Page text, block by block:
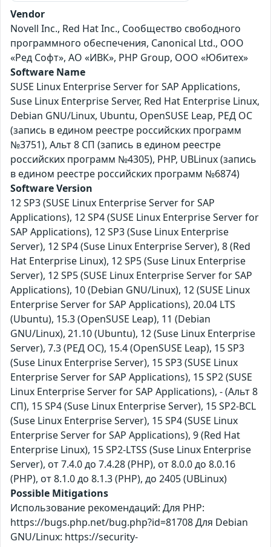
Vendor
Novell Inc., Red Hat Inc., Сообщество свободного
программного обеспечения, Canonical Ltd., ООО
«Ред Софт», АО «ИВК», PHP Group, ООО «Юбитех»
Software Name
SUSE Linux Enterprise Server for SAP Applications,
Suse Linux Enterprise Server, Red Hat Enterprise Linux,
Debian GNU/Linux, Ubuntu, OpenSUSE Leap, РЕД ОС
(запись в едином реестре российских программ
№3751), Альт 8 СП (запись в едином реестре
российских программ №4305), PHP, UBLinux (запись
в едином реестре российских программ №6874)
Software Version
12 SP3 (SUSE Linux Enterprise Server for SAP
Applications), 12 SP4 (SUSE Linux Enterprise Server for
SAP Applications), 12 SP3 (Suse Linux Enterprise
Server), 12 SP4 (Suse Linux Enterprise Server), 8 (Red
Hat Enterprise Linux), 12 SP5 (Suse Linux Enterprise
Server), 12 SP5 (SUSE Linux Enterprise Server for SAP
Applications), 10 (Debian GNU/Linux), 12 (SUSE Linux
Enterprise Server for SAP Applications), 20.04 LTS
(Ubuntu), 15.3 (OpenSUSE Leap), 11 (Debian
GNU/Linux), 21.10 (Ubuntu), 12 (Suse Linux Enterprise
Server), 7.3 (РЕД ОС), 15.4 (OpenSUSE Leap), 15 SP3
(Suse Linux Enterprise Server), 15 SP3 (SUSE Linux
Enterprise Server for SAP Applications), 15 SP2 (SUSE
Linux Enterprise Server for SAP Applications), - (Альт 8
СП), 15 SP4 (Suse Linux Enterprise Server), 15 SP2-BCL
(Suse Linux Enterprise Server), 15 SP4 (SUSE Linux
Enterprise Server for SAP Applications), 9 (Red Hat
Enterprise Linux), 15 SP2-LTSS (Suse Linux Enterprise
Server), от 7.4.0 до 7.4.28 (PHP), от 8.0.0 до 8.0.16
(PHP), от 8.1.0 до 8.1.3 (PHP), до 2405 (UBLinux)
Possible Mitigations
Использование рекомендаций: Для PHP:
https://bugs.php.net/bug.php?id=81708 Для Debian
GNU/Linux: https://security-